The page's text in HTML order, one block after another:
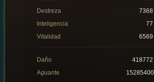
Destreza
7368
Inteligencia
77
Vitalidad
6569
Daño
418772
Aguante
15285400